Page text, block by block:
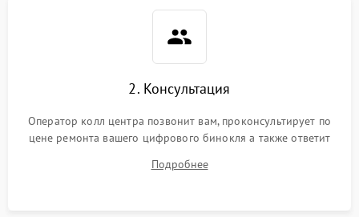
2. Консультация
Оператор колл центра позвонит вам, проконсультирует по
цене ремонта вашего цифрового бинокля а также ответит
Подробнее